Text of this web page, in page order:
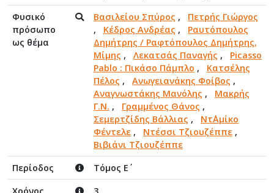
Φυσικό
πρόσωπο
ως θέμα
Βασιλείου Σπύρος , Πετρής Γιώργος
, Κέδρος Ανδρέας , Ραυτόπουλος
Δημήτρης / Ραφτόπουλος Δημήτρης,
Μίμης , Λεκατσάς Παναγής , Picasso
Pablo : Πικάσο Πάμπλο , Κατσέλης
Πέλος , Ανωγειανάκης Φοίβος ,
Αναγνωστάκης Μανόλης , Μακρής
Γ.Ν. , Γραμμένος Θάνος ,
Σεμερτζίδης Βάλλιας , Ντ΄Αμίκο
Φέντελε , Ντέσσι Τζιουζέππε ,
Βιβιάνι Τζιουζέππε
Περίοδος
Τόμος Ε΄
Χρόνος
3